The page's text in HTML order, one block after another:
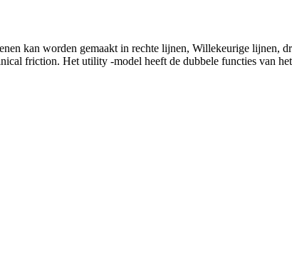
kan worden gemaakt in rechte lijnen, Willekeurige lijnen,
friction. Het utility -model heeft de dubbele functies van